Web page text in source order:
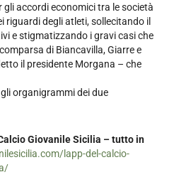
accordi economici tra le società
riguardi degli atleti, sollecitando il
e stigmatizzando i gravi casi che
di Biancavilla, Giarre e
il presidente Morgana – che
organigrammi dei due
Giovanile Sicilia – tutto in
lapp-del-calcio-